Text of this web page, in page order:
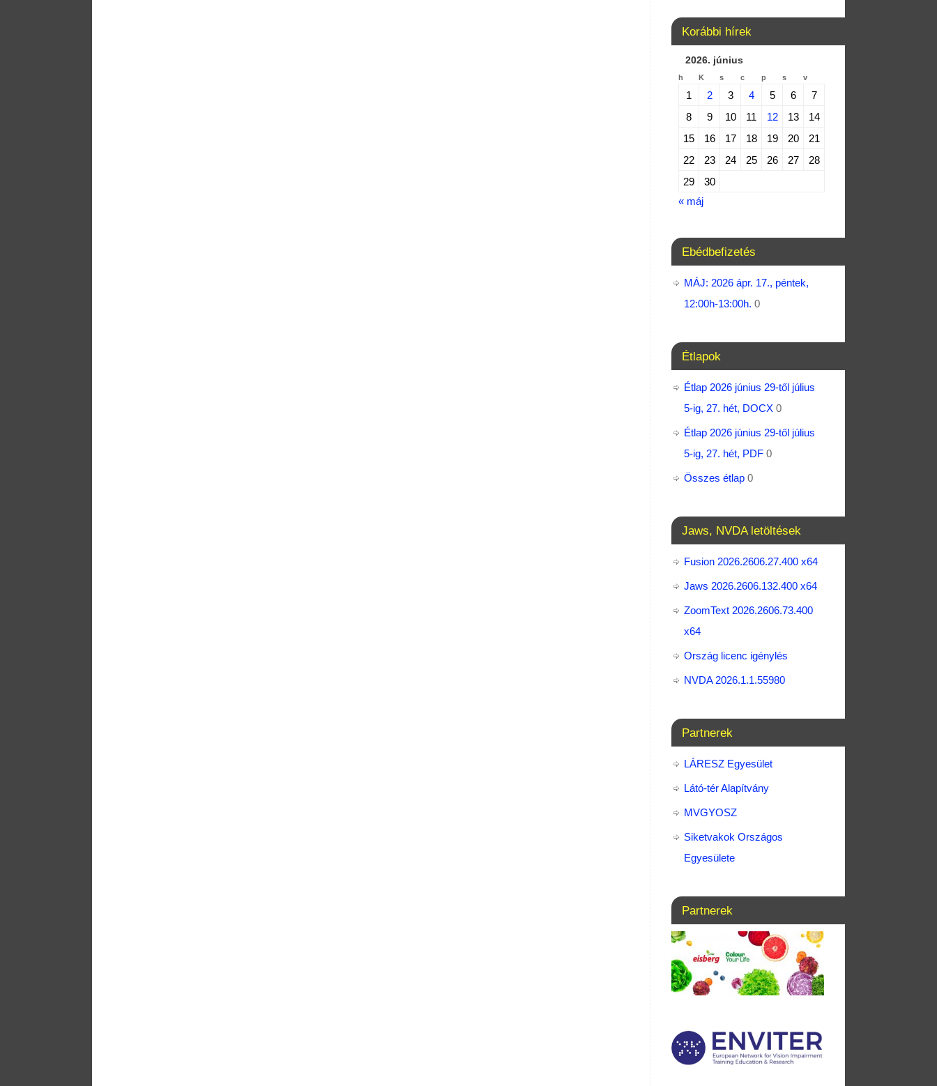
Korábbi hírek
2026. június
h K s c p s v
1 2 3 4 5 6
7
8
9 10 11 12 13
14
15
16 17 18 19 20
21
22
23 24 25 26 27
28
29
30
« máj
Ebédbefizetés
MÁJ: 2026 ápr. 17., péntek,
12:00h-13:00h. 0
Étlapok
Étlap 2026 június 29-től július
5-ig, 27. hét, DOCX 0
Étlap 2026 június 29-től július
5-ig, 27. hét, PDF 0
Összes étlap 0
Jaws, NVDA letöltések
Fusion 2026.2606.27.400 x64
Jaws 2026.2606.132.400 x64
ZoomText 2026.2606.73.400​
x64
Ország licenc igénylés
NVDA 2026.1.1.55980
Partnerek
LÁRESZ Egyesület
Látó-tér Alapítvány
MVGYOSZ
Siketvakok Országos
Egyesülete
Partnerek